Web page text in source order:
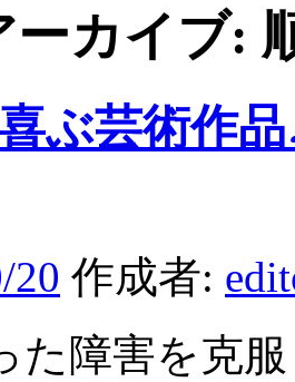
ーカイブ:
ぶ芸術作
20 作成者:
た障害を克